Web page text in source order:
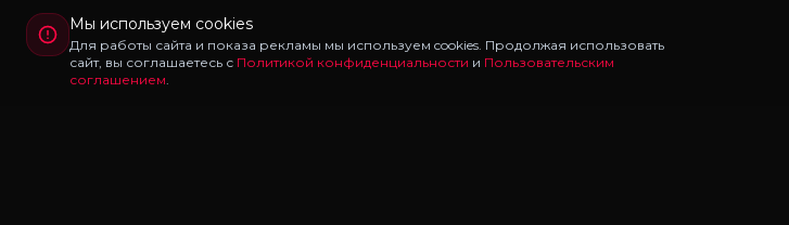
Мы используем cookies
Для работы сайта и показа рекламы мы используем cookies. Продолжая использовать
сайт, вы соглашаетесь с Политикой конфиденциальности и Пользовательским
соглашением.